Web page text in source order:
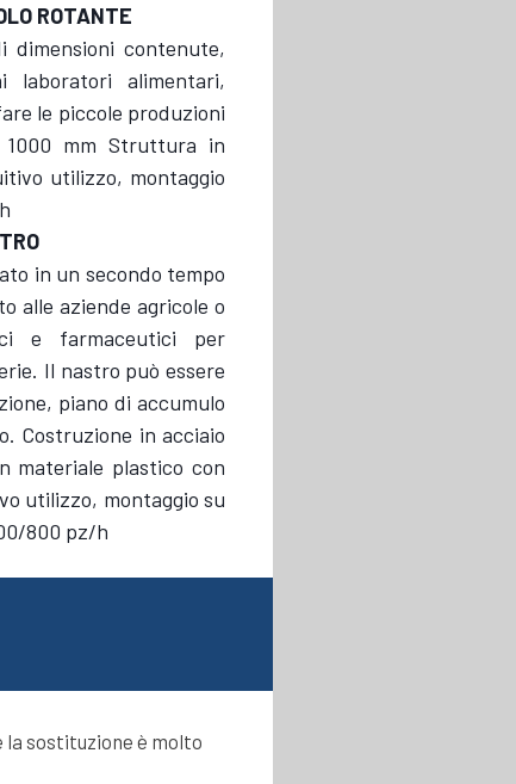
ROTANTE
dimensioni contenute,
alimentari,
le piccole produzioni
mm Struttura in
utilizzo, montaggio
in un secondo tempo
alle aziende agricole o
e farmaceutici per
Il nastro può essere
piano di accumulo
Costruzione in acciaio
materiale plastico con
utilizzo, montaggio su
800 pz/h
la sostituzione è molto